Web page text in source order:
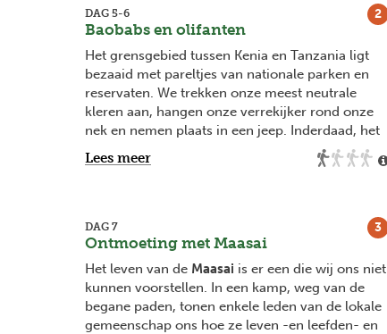
Mto wa Mbu
is onze volgende halte. Voor veel
reizigers is dit een ‘doorrijdorp’, maar het is
meer dan de moeite waard om te stoppen! En
hoe beter Mto wa Mbu te beleven dan tijdens
fietstocht
We fietsen naarLake Manyara, waar we in de
vroege ochtenden nog enkele zebra’s en gazelles
kunnen spotten. Wie kijkt hier naar wie? Maar
2
DAG 5-6
Baobabs en olifanten
Het grensgebied tussen Kenia en Tanzania ligt
bezaaid met pareltjes van nationale parken en
reservaten. We trekken onze meest neutrale
kleren aan, hangen onze verrekijker rond onze
nek en nemen plaats in een jeep. Inderdaad, het
is tijd voor
staat bekend voor zijn
grote kuddes olifanten en
boababs. Wij slapen één nacht in het park. We
houden onze oren gespitst voor hyena's en
leeuwen, altijd indrukwekkend om die te horen
vanuit onze tenten.
Lees meer
3
DAG 7
Ontmoeting met Maasai
Het leven van de Maasai is er een die wij ons niet
kunnen voorstellen. In een kamp, weg van de
begane paden, tonen enkele leden van de lokale
gemeenschap ons hoe ze leven -en leefden- en